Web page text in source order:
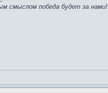
смыслом победа будет за нами!